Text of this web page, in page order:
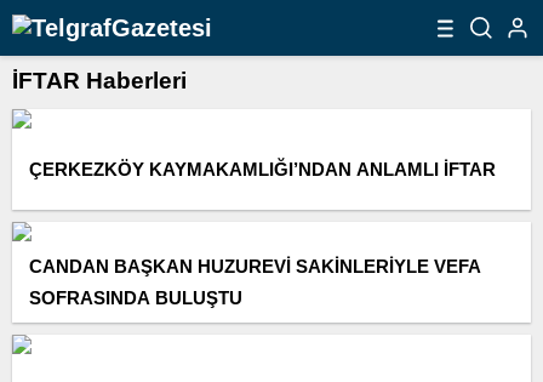
İFTAR Haberleri
ÇERKEZKÖY KAYMAKAMLIĞI’NDAN ANLAMLI İFTAR
CANDAN BAŞKAN HUZUREVİ SAKİNLERİYLE VEFA
SOFRASINDA BULUŞTU